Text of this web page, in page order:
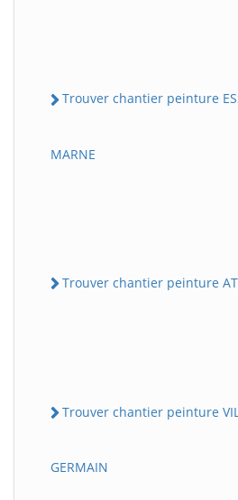
Trouver chantier peinture
MARNE
Trouver chantier peinture
Trouver chantier peinture
GERMAIN